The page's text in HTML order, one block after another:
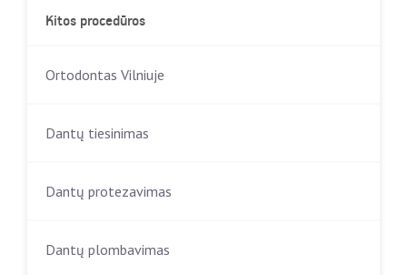
Kitos procedūros
Ortodontas Vilniuje
Dantų tiesinimas
Dantų protezavimas
Dantų plombavimas